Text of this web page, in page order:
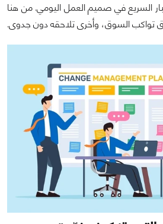
السريع في صميم العمل اليومي. من هنا
تواكب السوق، وأخرى تلاحقه دون جدوى.